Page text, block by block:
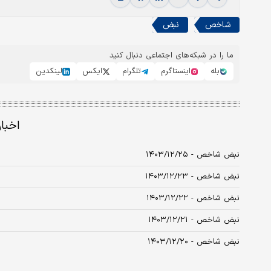
شاخص نبض
ما را در شبکه‌های اجتماعی دنبال کنید
بله
اینستاگرم تلگرام ایکس لینکدین
نبض شاخص - ۱۴۰۳/۱۲/۲۵
نبض شاخص - ۱۴۰۳/۱۲/۲۳
نبض شاخص - ۱۴۰۳/۱۲/۲۲
نبض شاخص - ۱۴۰۳/۱۲/۲۱
نبض شاخص - ۱۴۰۳/۱۲/۲۰